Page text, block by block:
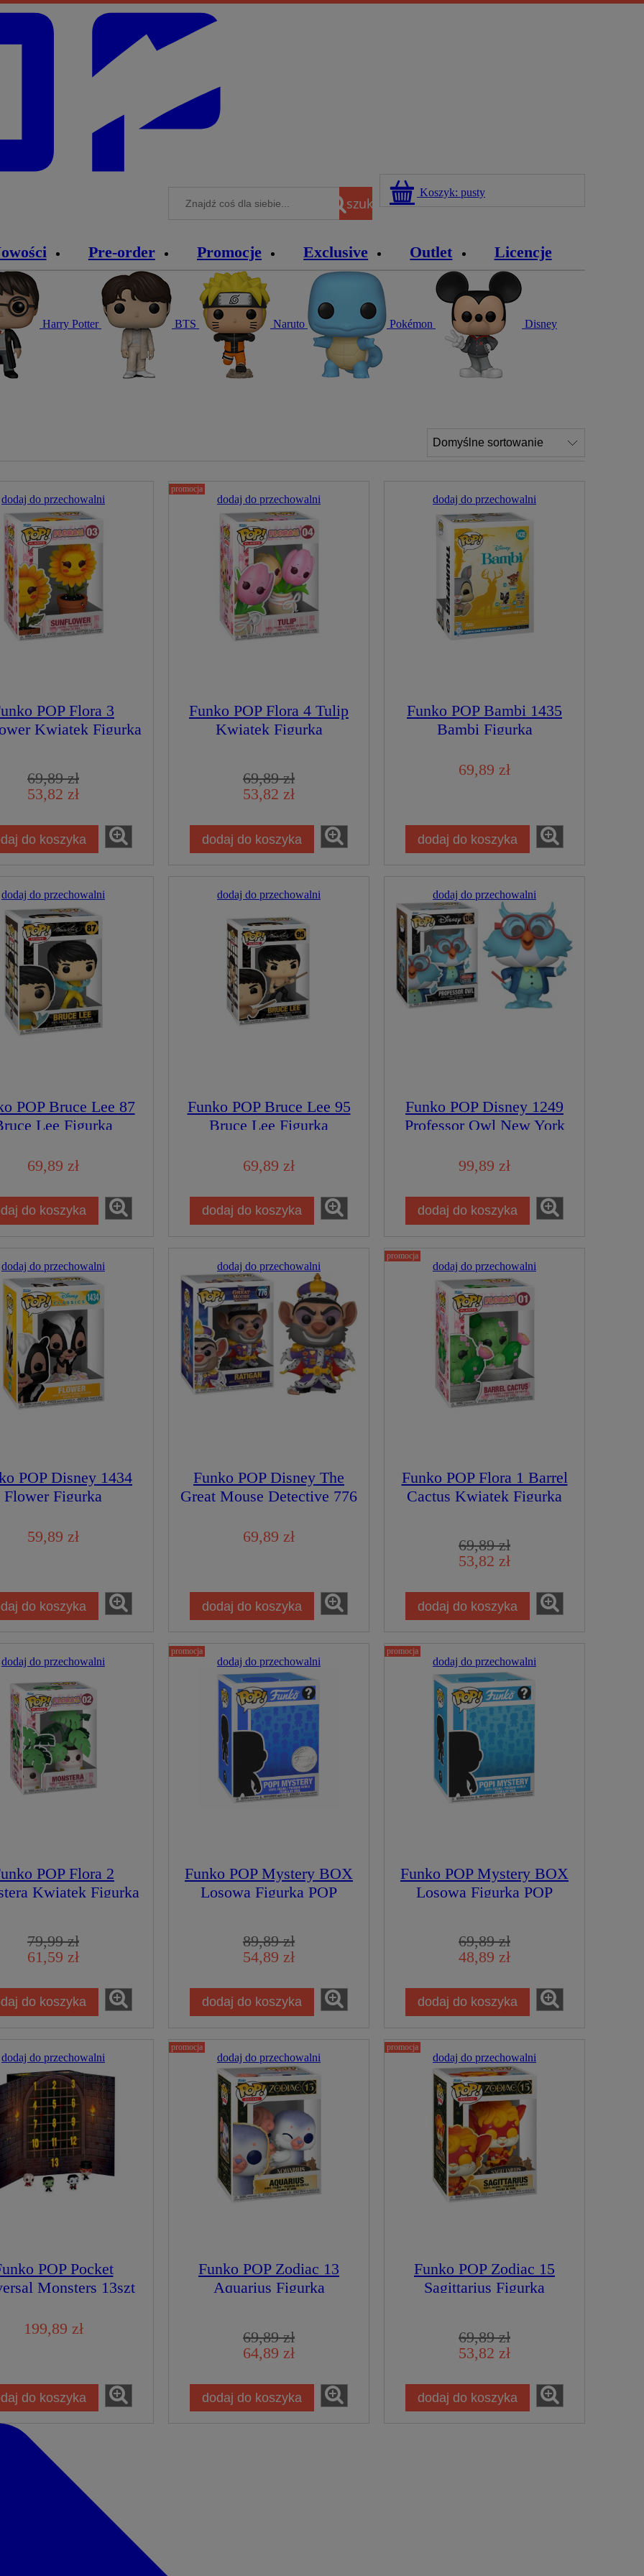
Koszyk: pusty
szukaj
Pre-order Promocje Exclusive Outlet Licencje
Harry Potter BTS Naruto Pokémon Disney
dodaj do przechowalni
POP Flora 3
Kwiatek Figurka
69,89 zł
53,82 zł
do koszyka
dodaj do przechowalni
Funko POP Flora 4 Tulip
Kwiatek Figurka
69,89 zł
53,82 zł
dodaj do koszyka
promocja
dodaj do przechowalni
Funko POP Bambi 1435
Bambi Figurka
69,89 zł
dodaj do koszyka
dodaj do przechowalni
POP Bruce Lee 87
Lee Figurka
69,89 zł
do koszyka
dodaj do przechowalni
Funko POP Bruce Lee 95
Bruce Lee Figurka
69,89 zł
dodaj do koszyka
dodaj do przechowalni
Funko POP Disney 1249
Professor Owl New York
Limitowana Figurka
99,89 zł
dodaj do koszyka
dodaj do przechowalni
POP Disney 1434
Flower Figurka
59,89 zł
do koszyka
dodaj do przechowalni
Funko POP Disney The
Great Mouse Detective 776
Kolekcjonerska
69,89 zł
dodaj do koszyka
dodaj do przechowalni
Funko POP Flora 1 Barrel
Cactus Kwiatek Figurka
69,89 zł
53,82 zł
dodaj do koszyka
promocja
dodaj do przechowalni
POP Flora 2
Kwiatek Figurka
79,99 zł
61,59 zł
do koszyka
dodaj do przechowalni
Funko POP Mystery BOX
Losowa Figurka POP
Kolekcjonerska
89,89 zł
54,89 zł
dodaj do koszyka
promocja
dodaj do przechowalni
Funko POP Mystery BOX
Losowa Figurka POP
69,89 zł
48,89 zł
dodaj do koszyka
promocja
dodaj do przechowalni
POP Pocket
Monsters 13szt
Adewentowy
199,89 zł
do koszyka
dodaj do przechowalni
Funko POP Zodiac 13
Aquarius Figurka
69,89 zł
64,89 zł
dodaj do koszyka
promocja
dodaj do przechowalni
Funko POP Zodiac 15
Sagittarius Figurka
69,89 zł
53,82 zł
dodaj do koszyka
promocja